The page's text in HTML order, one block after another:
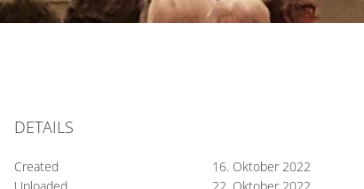
DETAILS
Created
16. Oktober 2022
Uploaded
22. Oktober 2022